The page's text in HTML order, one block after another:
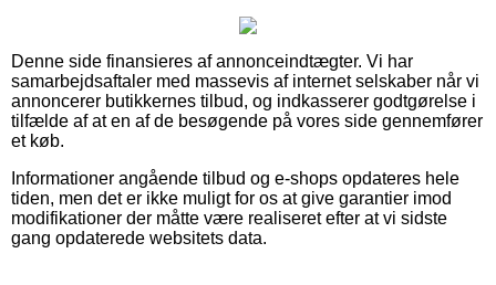
Denne side finansieres af annonceindtægter. Vi har
samarbejdsaftaler med massevis af internet selskaber når vi
annoncerer butikkernes tilbud, og indkasserer godtgørelse i
tilfælde af at en af de besøgende på vores side gennemfører
et køb.
Informationer angående tilbud og e-shops opdateres hele
tiden, men det er ikke muligt for os at give garantier imod
modifikationer der måtte være realiseret efter at vi sidste
gang opdaterede websitets data.